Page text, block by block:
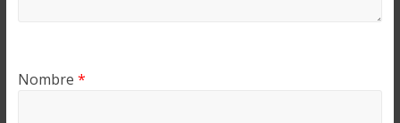
Nombre *